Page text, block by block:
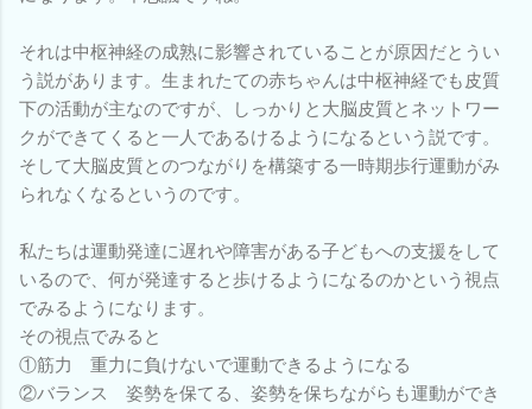
それは中枢神経の成熟に影響されていることが原因だとうい
う説があります。生まれたての赤ちゃんは中枢神経でも皮質
下の活動が主なのですが、しっかりと大脳皮質とネットワー
クができてくると一人であるけるようになるという説です。
そして大脳皮質とのつながりを構築する一時期歩行運動がみ
られなくなるというのです。
私たちは運動発達に遅れや障害がある子どもへの支援をして
いるので、何が発達すると歩けるようになるのかという視点
でみるようになります。
その視点でみると
①筋力 重力に負けないで運動できるようになる
②バランス 姿勢を保てる、姿勢を保ちながらも運動ができ